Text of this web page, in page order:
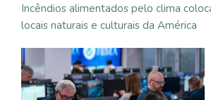
Incêndios alimentados pelo clima
locais naturais e culturais da América